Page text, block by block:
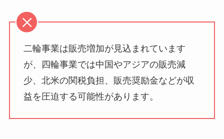
二輪事業は販売増加が見込まれています
が、四輪事業では中国やアジアの販売減
少、北米の関税負担、販売奨励金などが収
益を圧迫する可能性があります。